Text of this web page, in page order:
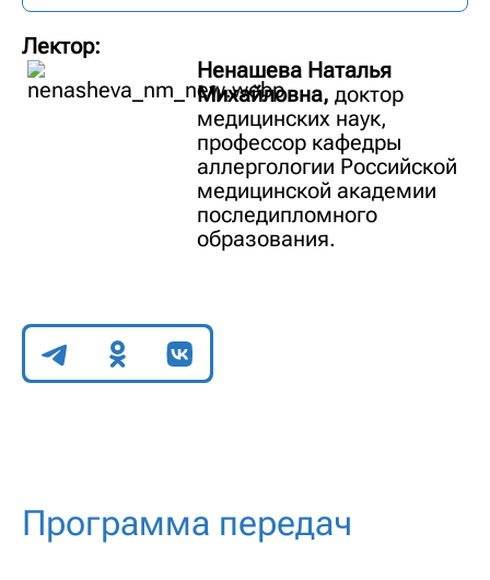
Лектор:
Ненашева Наталья
Михайловна, доктор
медицинских наук,
профессор кафедры
аллергологии Российской
медицинской академии
последипломного
образования.
Поделиться
Программа передач